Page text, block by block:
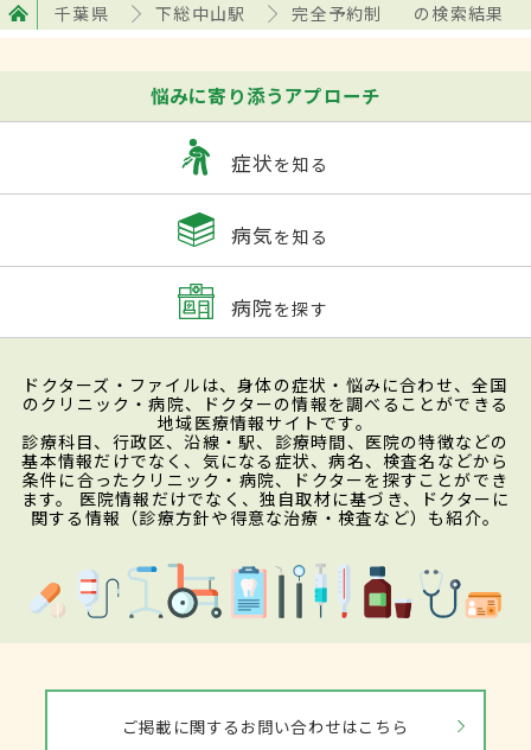
千葉県 下総中山駅 完全予約制 の検索結果
悩みに寄り添うアプローチ
症状を知る
病気を知る
病院を探す
ドクターズ・ファイルは、身体の症状・悩みに合わせ、全国
のクリニック・病院、ドクターの情報を調べることができる
地域医療情報サイトです。
診療科目、行政区、沿線・駅、診療時間、医院の特徴などの
基本情報だけでなく、気になる症状、病名、検査名などから
条件に合ったクリニック・病院、ドクターを探すことができ
ます。 医院情報だけでなく、独自取材に基づき、ドクターに
関する情報（診療方針や得意な治療・検査など）も紹介。
ご掲載に関するお問い合わせはこちら